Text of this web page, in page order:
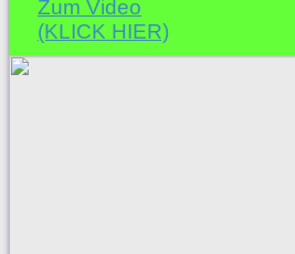
Zum Video
(KLICK HIER)